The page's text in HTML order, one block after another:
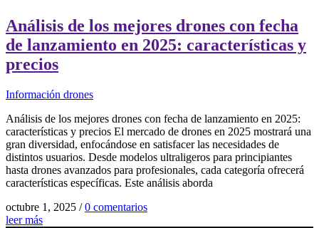
Análisis de los mejores drones con fecha
de lanzamiento en 2025: características y
precios
Información drones
Análisis de los mejores drones con fecha de lanzamiento en 2025:
características y precios El mercado de drones en 2025 mostrará una
gran diversidad, enfocándose en satisfacer las necesidades de
distintos usuarios. Desde modelos ultraligeros para principiantes
hasta drones avanzados para profesionales, cada categoría ofrecerá
características específicas. Este análisis aborda
octubre 1, 2025 / 0 comentarios
leer más